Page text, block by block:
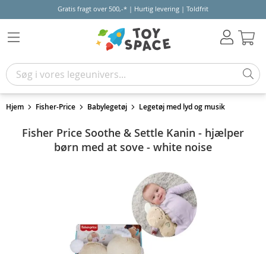
Gratis fragt over 500,-* | Hurtig levering | Toldfrit
Hjem Fisher-Price Babylegetøj Legetøj med lyd og musik
Fisher Price Soothe & Settle Kanin - hjælper
børn med at sove - white noise